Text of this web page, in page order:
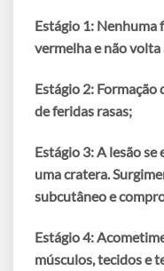
Estágio 1: Nenhuma
vermelha e não
Estágio 2: Formação
de feridas rasas;
Estágio 3:A lesão se
uma cratera.
subcutâneo e
Estágio 4:
músculos, tecidos e